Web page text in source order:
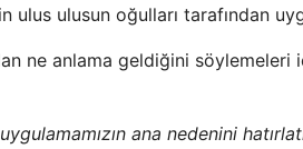
ulus ulusun oğulları tarafından
ne anlama geldiğini söylemeleri
ana nedenini